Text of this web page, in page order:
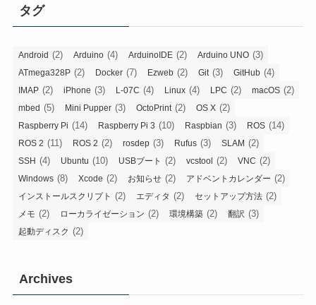
タグ
Android (2) Arduino (4) ArduinoIDE (2) Arduino UNO (3)
ATmega328P (2) Docker (7) Ezweb (2) Git (3) GitHub (4)
IMAP (2) iPhone (3) L-07C (4) Linux (4) LPC (2) macOS (2)
mbed (5) Mini Pupper (3) OctoPrint (2) OS X (2)
Raspberry Pi (14) Raspberry Pi 3 (10) Raspbian (3) ROS (14)
ROS 2 (11) ROS 2 (2) rosdep (3) Rufus (3) SLAM (2)
SSH (4) Ubuntu (10) USBブート (2) vcstool (2) VNC (2)
Windows (8) Xcode (2) お知らせ (2) アドベントカレンダー (2)
インストールスクリプト (2) エディタ (2) セットアップ方法 (2)
メモ (2) ローカライゼーション (2) 環境構築 (2) 翻訳 (3)
起動ディスク (2)
Archives